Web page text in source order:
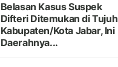
Belasan Kasus Suspek
Difteri Ditemukan di Tujuh
Kabupaten/Kota Jabar, Ini
Daerahnya...